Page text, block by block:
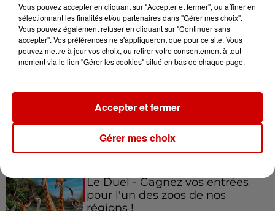
Jeux Voir plus
festival Marché Gourmand 2026
à Coulon !
Le Duel - Gagnez vos entrées
pour l'un des zoos de nos
régions !
Vous pouvez accepter en cliquant sur "Accepter et fermer", ou affiner en
sélectionnant les finalités et/ou partenaires dans "Gérer mes choix".
Vous pouvez également refuser en cliquant sur "Continuer sans
accepter". Vos préférences ne s'appliqueront que pour ce site. Vous
pouvez mettre à jour vos choix, ou retirer votre consentement à tout
moment via le lien "Gérer les cookies" situé en bas de chaque page.
Gérer mes choix
Accepter et fermer